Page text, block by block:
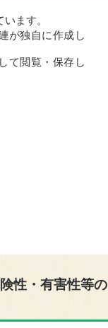
ます。
が独自に作成し
て閲覧・保存し
性・有害性等の